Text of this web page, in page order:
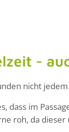
-
nicht
dass im
roh, da